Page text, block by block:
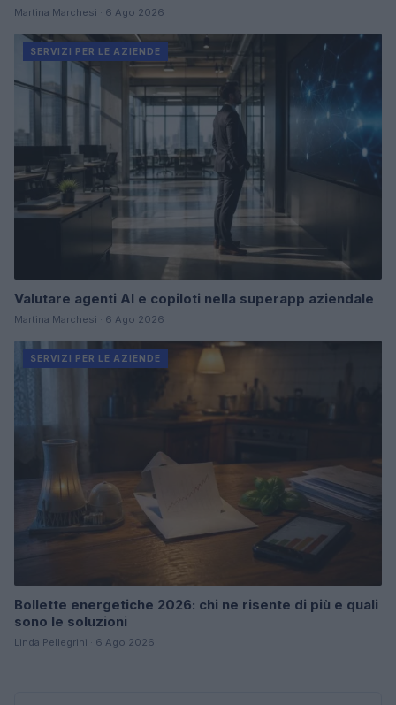
Martina Marchesi · 6 Ago 2026
SERVIZI PER LE AZIENDE
Valutare agenti AI e copiloti nella superapp aziendale
Martina Marchesi · 6 Ago 2026
SERVIZI PER LE AZIENDE
Bollette energetiche 2026: chi ne risente di più e quali
sono le soluzioni
Linda Pellegrini · 6 Ago 2026